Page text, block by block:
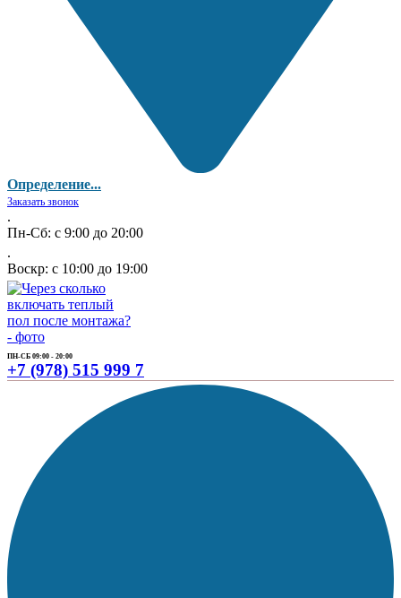
Определение...
Заказать звонок
.
Пн-Сб: с 9:00 до 20:00
.
Воскр: с 10:00 до 19:00
ПН-СБ 09:00 - 20:00
+7 (978) 515 999 7